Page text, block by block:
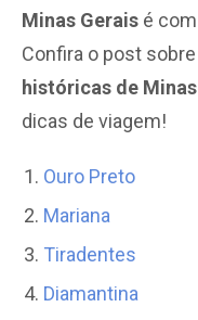
Minas Gerais é
Confira o post
históricas de
dicas de viagem!
Ouro Preto
Mariana
Tiradentes
Diamantina